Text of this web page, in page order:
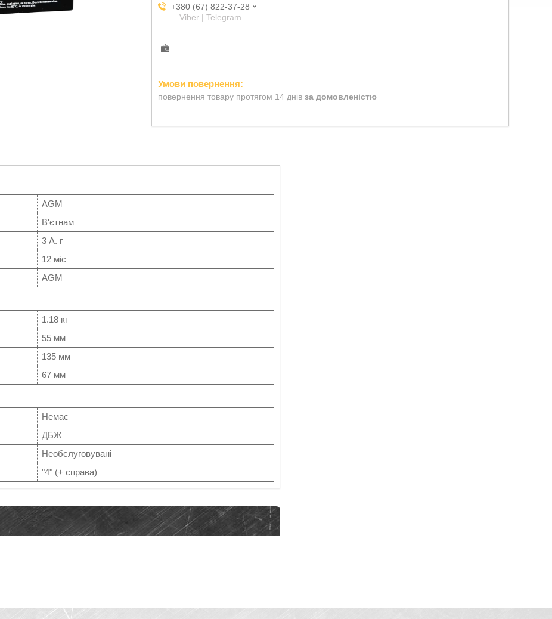
+380 (67) 822-37-28
Viber | Telegram
повернення товару протягом 14 днів за домовленістю
AGM
В'єтнам
3 А. г
12 міс
AGM
1.18 кг
55 мм
135 мм
67 мм
Немає
ДБЖ
Необслуговувані
"4" (+ справа)